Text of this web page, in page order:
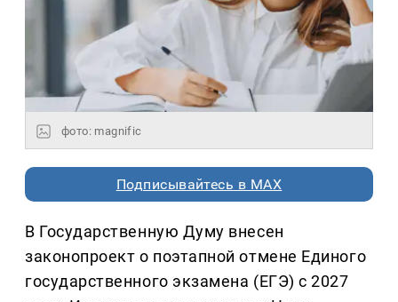
фото: magnific
Подписывайтесь в MAX
В Государственную Думу внесен
законопроект о поэтапной отмене Единого
государственного экзамена (ЕГЭ) с 2027